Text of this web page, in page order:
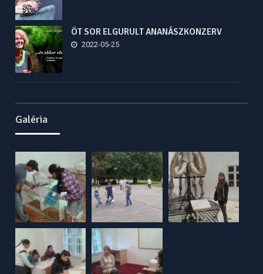
ÖT SOR ELGURULT ANANÁSZKONZERV
2022-05-25
Galéria